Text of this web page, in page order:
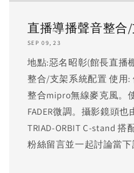
直播導播聲音整合
SEP 09, 23
地點:惡名昭彰(館長直播
整合/支架系統配置 使用:
整合mipro無線麥克風。
FADER微調。攝影鏡頭
TRIAD-ORBIT C-stand
粉絲留言並一起討論當下